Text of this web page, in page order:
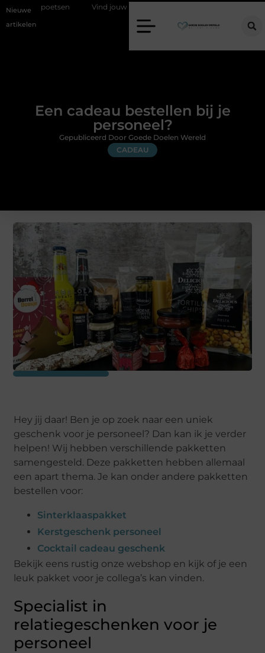
Nieuwe
artikelen
poetsen Vind jouw perfecte AC Milan merchandise
Een cadeau bestellen bij je
personeel?
CADEAU
Gepubliceerd Door Goede Doelen Wereld
Hey jij daar! Ben je op zoek naar een uniek
geschenk voor je personeel? Dan kan ik je verder
helpen! Wij hebben verschillende pakketten
samengesteld. Deze pakketten hebben allemaal
een apart thema. Je kan onder andere pakketten
bestellen voor:
Sinterklaaspakket
Kerstgeschenk personeel
Cocktail cadeau geschenk
Bekijk eens rustig onze webshop en kijk of je een
leuk pakket voor je collega’s kan vinden.
Specialist in
relatiegeschenken voor je
personeel